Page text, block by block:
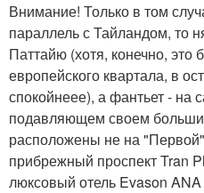
Внимание! Только в том
параллель с Тайландом, то
Паттайю (хотя, конечно, это
европейского квартала, в
спокойнеее), а фантьет - на
подавляющем своем
расположены не на
прибрежный проспект Tran
люксовый отель Evason